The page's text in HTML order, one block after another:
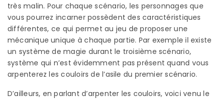
très malin. Pour chaque scénario, les personnages que
vous pourrez incarner possèdent des caractéristiques
différentes, ce qui permet au jeu de proposer une
mécanique unique à chaque partie. Par exemple il existe
un système de magie durant le troisième scénario,
système qui n’est évidemment pas présent quand vous
arpenterez les couloirs de l’asile du premier scénario.
D’ailleurs, en parlant d’arpenter les couloirs, voici venu le